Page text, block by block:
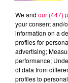
Meurthe
Alsace
Fred
We and our (447)
your consent and/
information on a
profiles for
advertising;
performance;
of data from
profiles to